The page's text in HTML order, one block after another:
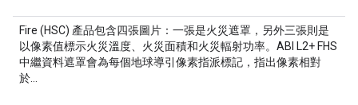
Fire (HSC) 產品包含四張圖片：一張是火災遮罩，另外三張則是
以像素值標示火災溫度、火災面積和火災輻射功率。ABI L2+ FHS
中繼資料遮罩會為每個地球導引像素指派標記，指出像素相對
於…